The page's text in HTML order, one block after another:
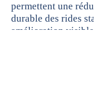
permettent une
durable des rides
amélioration